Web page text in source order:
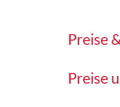
Preise
Preise